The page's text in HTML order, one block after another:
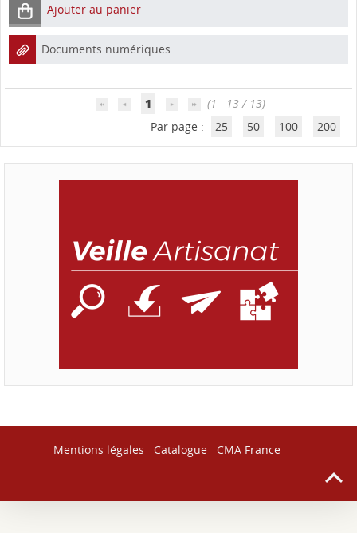
Ajouter au panier
Documents numériques
1
(1 - 13 / 13)
Par page :
25 50 100 200
Mentions légales Catalogue CMA France